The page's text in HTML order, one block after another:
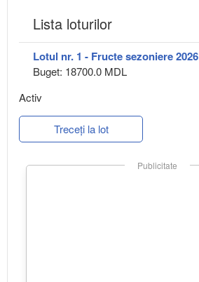
Lista loturilor
Lotul nr. 1 - Fructe sezoniere 2026
Buget: 18700.0 MDL
Activ
Treceți la lot
Publicitate